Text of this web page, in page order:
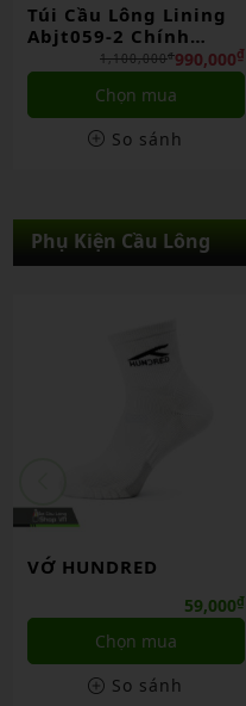
Túi Cầu Lông Lining
Abjt059-2 Chính
990,000₫
1,100,000₫
Chọn mua
So sánh
Phụ Kiện Cầu Lông
VỚ HUNDRED
59,000₫
Chọn mua
So sánh